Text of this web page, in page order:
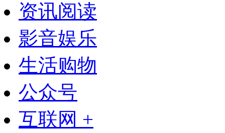
资讯阅读
影音娱乐
生活购物
公众号
互联网 +